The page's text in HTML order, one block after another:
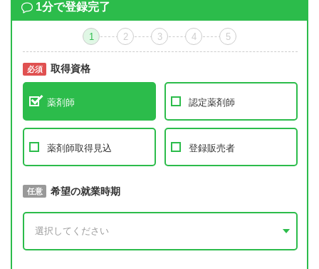
1分で登録完了
1 2 3 4 5
必須 取得資格
薬剤師 認定薬剤師
薬剤師取得見込 登録販売者
必須 取得予定年
任意 希望の就業時期